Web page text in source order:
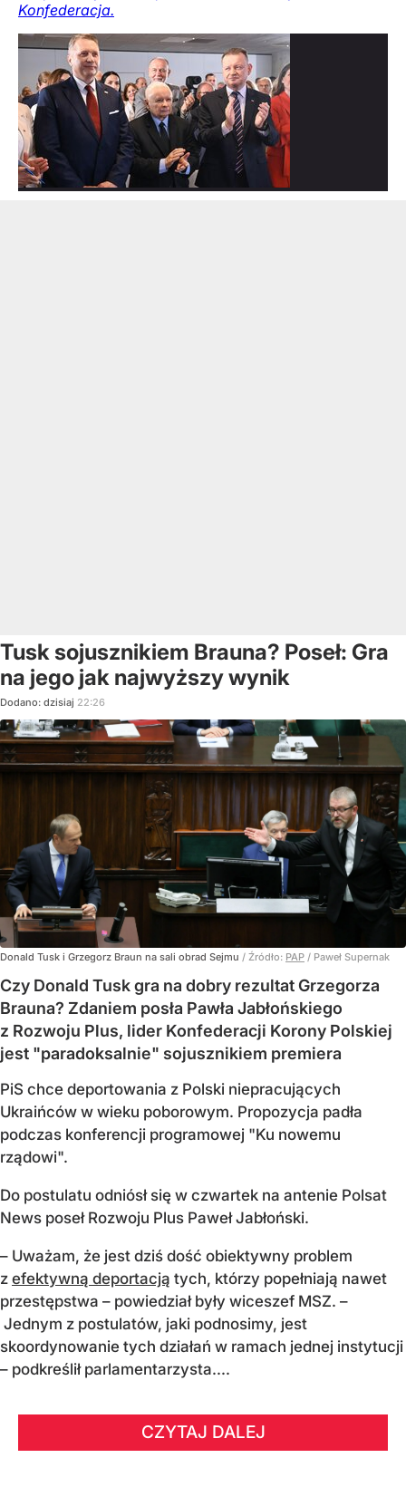
Konfederacja.
Tusk sojusznikiem Brauna? Poseł: Gra
na jego jak najwyższy wynik
Dodano: dzisiaj 22:26
Donald Tusk i Grzegorz Braun na sali obrad Sejmu / Źródło: PAP / Paweł Supernak
Czy Donald Tusk gra na dobry rezultat Grzegorza
Brauna? Zdaniem posła Pawła Jabłońskiego
z Rozwoju Plus, lider Konfederacji Korony Polskiej
jest "paradoksalnie" sojusznikiem premiera
PiS chce deportowania z Polski niepracujących
Ukraińców w wieku poborowym. Propozycja padła
podczas konferencji programowej "Ku nowemu
rządowi".
Do postulatu odniósł się w czwartek na antenie Polsat
News poseł Rozwoju Plus Paweł Jabłoński.
– Uważam, że jest dziś dość obiektywny problem
z efektywną deportacją tych, którzy popełniają nawet
przestępstwa – powiedział były wiceszef MSZ. –
Jednym z postulatów, jaki podnosimy, jest
skoordynowanie tych działań w ramach jednej instytucji
– podkreślił parlamentarzysta....
CZYTAJ DALEJ